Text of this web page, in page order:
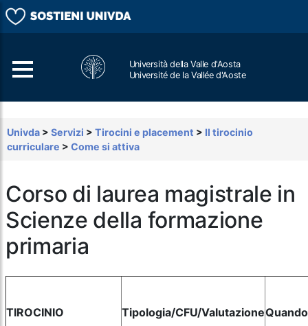
Università della Valle d'Aosta
Université de la Vallée d'Aoste
Univda > Servizi > Tirocini e placement > Il tirocinio
curriculare > Come si attiva
Corso di laurea magistrale in
Scienze della formazione
primaria
TIROCINIO Tipologia/CFU/Valutazione